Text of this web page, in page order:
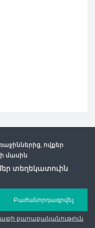
ովքեր
մասին
տեղեկատուին
Բաժանորդագրվել
քաղաքականություն